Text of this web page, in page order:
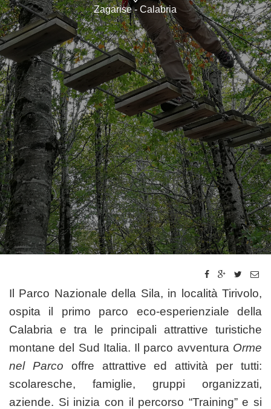
Zagarise - Calabria
Il Parco Nazionale della Sila, in località Tirivolo,
ospita il primo parco eco-esperienziale della
Calabria e tra le principali attrattive turistiche
montane del Sud Italia. Il parco avventura Orme
nel Parco offre attrattive ed attività per tutti:
scolaresche, famiglie, gruppi organizzati,
aziende. Si inizia con il percorso “Training” e si